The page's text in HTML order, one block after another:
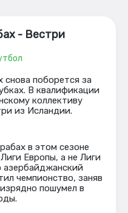
- Вестри
снова поборется за
В квалификации
коллективу
из Исландии.
в этом сезоне
Европы, а не Лиги
азербайджанский
чемпионство, заняв
пошумел в